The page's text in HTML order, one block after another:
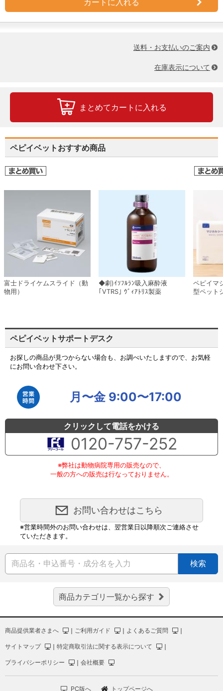
送料・お支払いのご案内
在庫表示について
まとめてカートに入れる
ペピイベットおすすめ商品
富士ドライケムスライド（動
物用）
◆劇)ｲｿﾌﾙﾗﾝ吸入麻酔液
｢VTRS｣ ｳﾞｨｱﾄﾘｽ製薬
ペピイマ
型ペット
ペピイベットサポートデスク
お探しの商品が見つからない場合も、お調べいたしますので、お気軽
にお問い合わせ下さい。
月〜金 9:00〜17:00
クリックして電話をかける
0120-757-252
※弊社は動物病院専用の販売なので、
一般の方への販売は行なっておりません。
お問い合わせはこちら
※営業時間外のお問い合わせは、翌営業日以降順次ご連絡させ
ていただきます。
検索
商品カテゴリ一覧から探す
商品提供業者さまへ ｜ ご利用ガイド ｜ よくあるご質問 ｜
サイトマップ ｜ 特定商取引法に関する表示について ｜
プライバシーポリシー ｜ 会社概要
PC版へ トップページへ